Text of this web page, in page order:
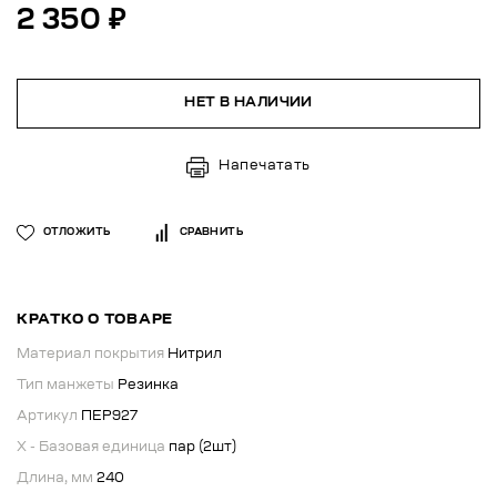
2 350 ₽
НЕТ В НАЛИЧИИ
Напечатать
ОТЛОЖИТЬ СРАВНИТЬ
КРАТКО О ТОВАРЕ
Материал покрытия Нитрил
Тип манжеты Резинка
Артикул ПЕР927
X - Базовая единица пар (2шт)
Длина, мм 240